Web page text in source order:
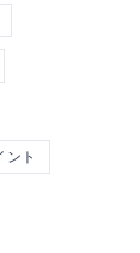
ント